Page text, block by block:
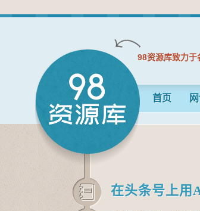
98资源库致力于
首页
在头条号上用